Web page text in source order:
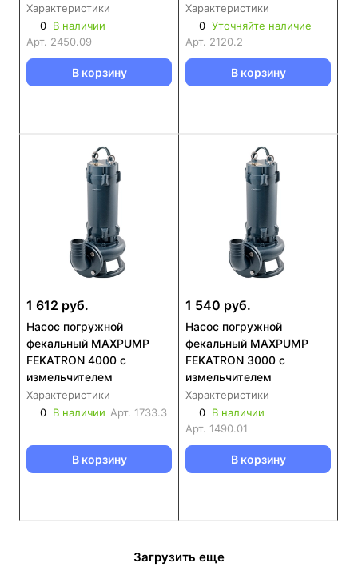
Характеристики
0 В наличии
Арт. 2450.09
В корзину
Характеристики
0 Уточняйте наличие
Арт. 2120.2
В корзину
1 612 руб.
Насос погружной
фекальный MAXPUMP
FEKATRON 4000 с
измельчителем
Характеристики
0 В наличии Арт. 1733.3
В корзину
1 540 руб.
Насос погружной
фекальный MAXPUMP
FEKATRON 3000 с
измельчителем
Характеристики
0 В наличии
Арт. 1490.01
В корзину
Загрузить еще